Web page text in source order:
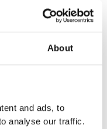
About
and ads, to
analyse our traffic.